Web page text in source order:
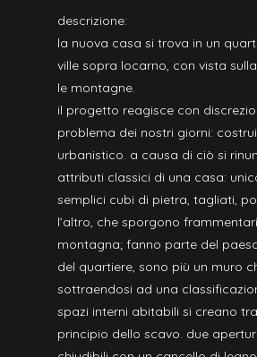
descrizione:
la nuova casa si trova in un
ville sopra locarno, con vista
le montagne.
il progetto reagisce con
problema dei nostri giorni:
urbanistico. a causa di ciò si
attributi classici di una casa:
semplici cubi di pietra, tagliati,
l’altro, che sporgono
montagna; fanno parte del
del quartiere, sono più un muro
sottraendosi ad una
spazi interni abitabili si creano
principio dello scavo. due